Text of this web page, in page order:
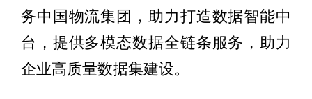
务中国物流集团，助力打造数据智能中
台，提供多模态数据全链条服务，助力
企业高质量数据集建设。